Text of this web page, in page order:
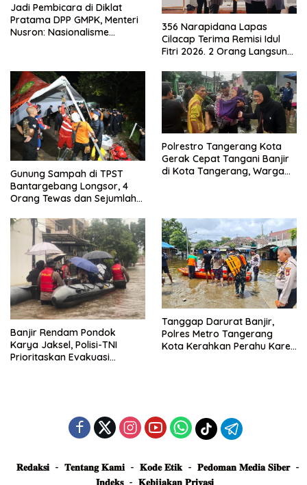
Jadi Pembicara di Diklat
Pratama DPP GMPK, Menteri
Nusron: Nasionalisme
356 Narapidana Lapas
Cilacap Terima Remisi Idul
Fitri 2026. 2 Orang Langsung
Gunung Sampah di TPST
Bantargebang Longsor, 4
Orang Tewas dan Sejumlah
Polrestro Tangerang Kota
Gerak Cepat Tangani Banjir
di Kota Tangerang, Warga
Banjir Rendam Pondok
Karya Jaksel, Polisi-TNI
Prioritaskan Evakuasi
Tanggap Darurat Banjir,
Polres Metro Tangerang
Kota Kerahkan Perahu Karet
𝐑𝐞𝐝𝐚𝐤𝐬𝐢 𝐓𝐞𝐧𝐭𝐚𝐧𝐠 𝐊𝐚𝐦𝐢 𝐊𝐨𝐝𝐞 𝐄𝐭𝐢𝐤
𝐏𝐞𝐝𝐨𝐦𝐚𝐧 𝐌𝐞𝐝𝐢𝐚 𝐒𝐢𝐛𝐞𝐫
𝐈𝐧𝐝𝐞𝐤𝐬
𝐊𝐞𝐛𝐢𝐣𝐚𝐤𝐚𝐧 𝐏𝐫𝐢𝐯𝐚𝐬𝐢